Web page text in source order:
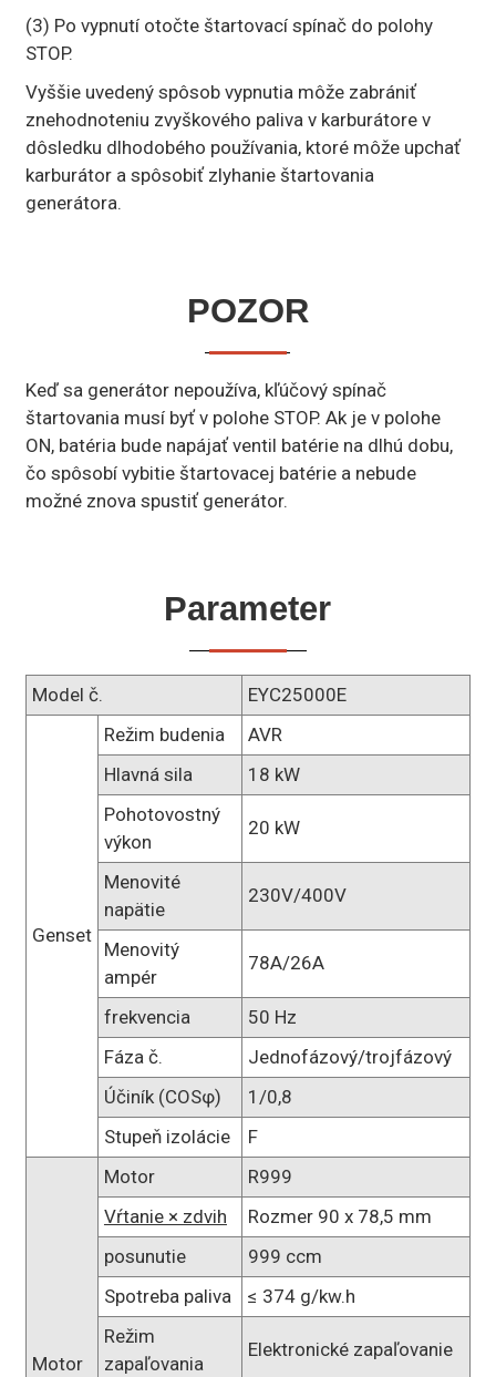
(3) Po vypnutí otočte štartovací spínač do polohy
STOP.
Vyššie uvedený spôsob vypnutia môže zabrániť
znehodnoteniu zvyškového paliva v karburátore v
dôsledku dlhodobého používania, ktoré môže upchať
karburátor a spôsobiť zlyhanie štartovania
generátora.
POZOR
Keď sa generátor nepoužíva, kľúčový spínač
štartovania musí byť v polohe STOP. Ak je v polohe
ON, batéria bude napájať ventil batérie na dlhú dobu,
čo spôsobí vybitie štartovacej batérie a nebude
možné znova spustiť generátor.
Parameter
Model č. EYC25000E
Genset
Režim budenia
AVR
Hlavná sila
18 kW
Pohotovostný
výkon
20 kW
Menovité
napätie
230V/400V
Menovitý
ampér
78A/26A
frekvencia
50 Hz
Fáza č.
Jednofázový/trojfázový
Účiník (COSφ)
1/0,8
Stupeň izolácie
F
Motor
Motor
R999
Vŕtanie × zdvih
Rozmer 90 x 78,5 mm
posunutie
999 ccm
Spotreba paliva
≤ 374 g/kw.h
Režim
zapaľovania
Elektronické zapaľovanie